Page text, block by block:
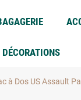
à Dos US Assault